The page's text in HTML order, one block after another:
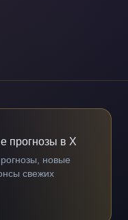
прогнозы в X
новые
свежих